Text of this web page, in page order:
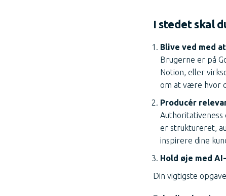
I stedet skal
Blive ved med
Brugerne er på
Notion, eller
om at være hvor
Producér
Authoritativeness
er struktureret,
inspirere dine
Hold øje med
Din vigtigste